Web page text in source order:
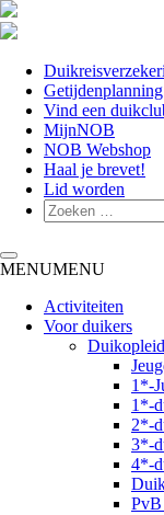
Getijdenplanning
Vind een
MijnNOB
NOB Webshop
Haal je brevet!
Lid worden
Toggle navigation
MENUMENU
Activiteiten
Voor duikers
1*-
1*-
2*-
3*-
4*-
PvB